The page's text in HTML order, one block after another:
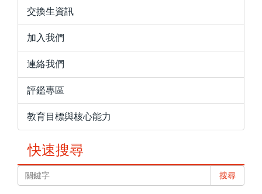
交換生資訊
加入我們
連絡我們
評鑑專區
教育目標與核心能力
快速搜尋
搜尋